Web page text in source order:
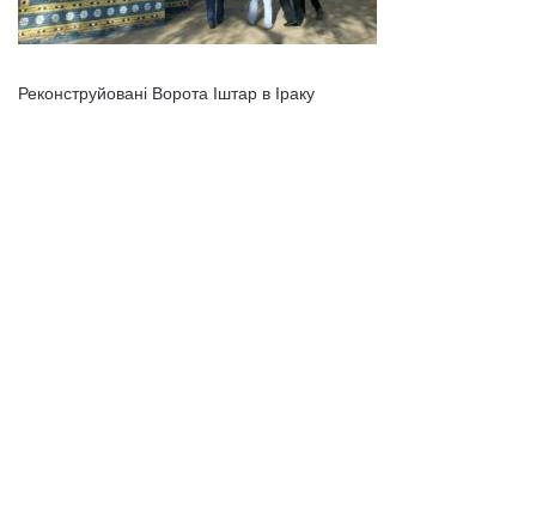
Реконструйовані Ворота Іштар в Іраку